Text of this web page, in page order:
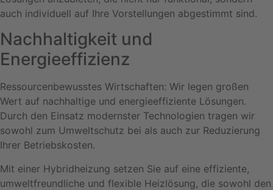
auch individuell auf Ihre Vorstellungen abgestimmt sind.
Nachhaltigkeit und
Energieeffizienz
Ressourcenbewusstes Wirtschaften: Wir legen großen
Wert auf nachhaltige und energieeffiziente Lösungen.
Durch den Einsatz modernster Technologien tragen wir
sowohl zum Umweltschutz bei als auch zur Reduzierung
Ihrer Betriebskosten.
Mit einer Hybridheizung setzen Sie auf eine effiziente,
umweltfreundliche und flexible Heizlösung, die sowohl den